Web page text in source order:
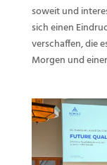
soweit und
sich einen
verschaffen, die
Morgen und